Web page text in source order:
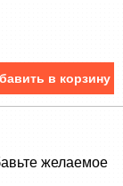
в корзину
желаемое